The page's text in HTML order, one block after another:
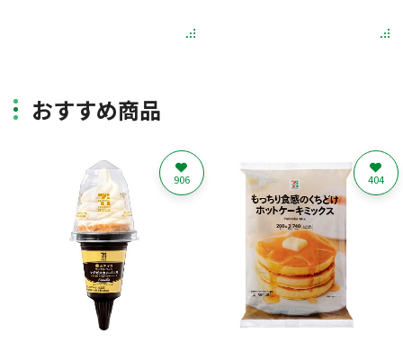
おすすめ商品
906 404